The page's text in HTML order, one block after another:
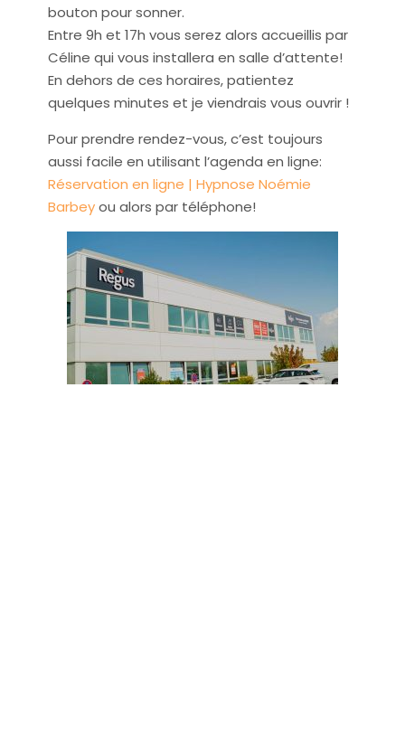
bouton pour sonner.
Entre 9h et 17h vous serez alors accueillis par
Céline qui vous installera en salle d’attente!
En dehors de ces horaires, patientez
quelques minutes et je viendrais vous ouvrir !
Pour prendre rendez-vous, c’est toujours
aussi facile en utilisant l’agenda en ligne:
Réservation en ligne | Hypnose Noémie
Barbeyou alors par téléphone!